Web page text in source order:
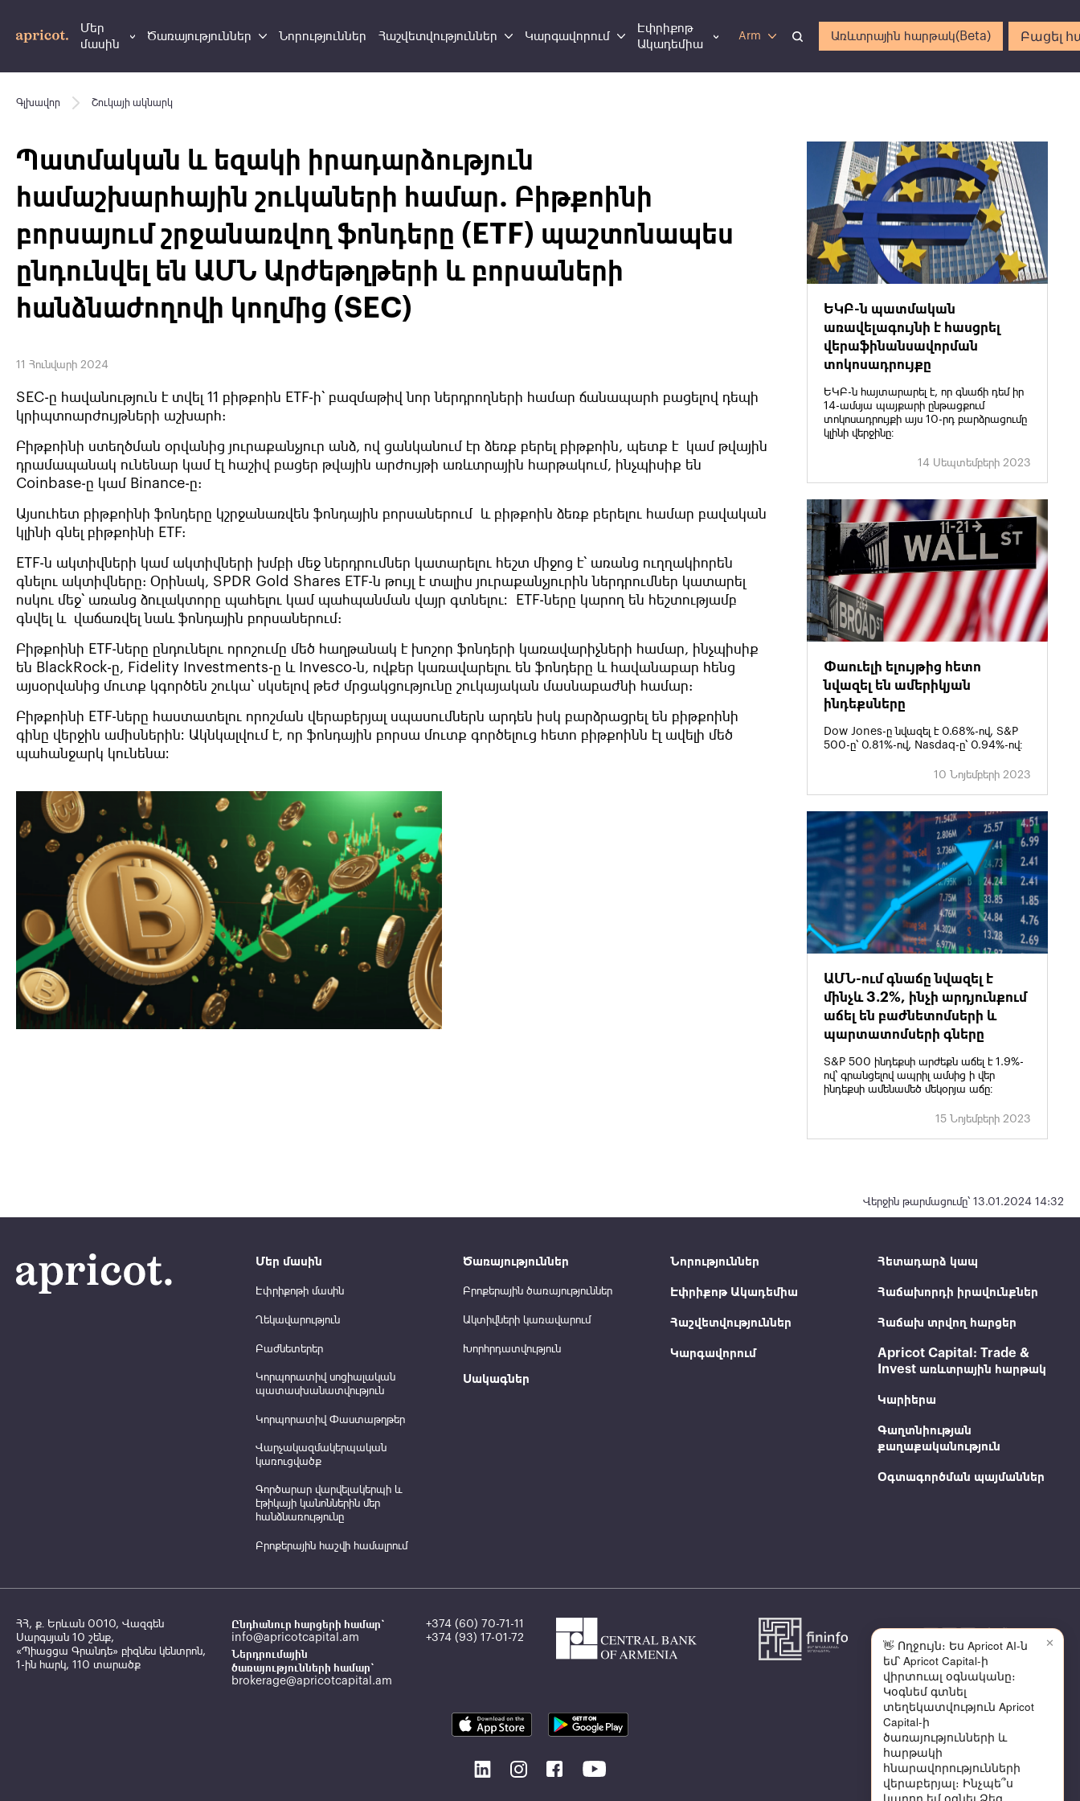
Մեր
մասին
Ծառայություններ Նորություններ Հաշվետվություններ Կարգավորում
Էփրիքոթ
Ակադեմիա
Arm Առևտրային հարթակ(Beta) Բացել
Գլխավոր Շուկայի ակնարկ
Պատմական և եզակի իրադարձություն
համաշխարհային շուկաների համար. Բիթքոինի
բորսայում շրջանառվող ֆոնդերը (ETF) պաշտոնապես
ընդունվել են ԱՄՆ Արժեթղթերի և բորսաների
հանձնաժողովի կողմից (SEC)
11 Հունվարի 2024
SEC-ը հավանություն է տվել 11 բիթքոին ETF-ի՝ բազմաթիվ նոր ներդրողների համար ճանապարհ բացելով դեպի
կրիպտոարժույթների աշխարհ:
Բիթքոինի ստեղծման օրվանից յուրաքանչյուր անձ, ով ցանկանում էր ձեռք բերել բիթքոին, պետք է կամ թվային
դրամապանակ ունենար կամ էլ հաշիվ բացեր թվային արժույթի առևտրային հարթակում, ինչպիսիք են
Coinbase-ը կամ Binance-ը:
Այսուհետ բիթքոինի ֆոնդերը կշրջանառվեն ֆոնդային բորսաներում և բիթքոին ձեռք բերելու համար բավական
կլինի գնել բիթքոինի ETF:
ETF-ն ակտիվների կամ ակտիվների խմբի մեջ ներդրումներ կատարելու հեշտ միջոց է՝ առանց ուղղակիորեն
գնելու ակտիվները: Օրինակ, SPDR Gold Shares ETF-ն թույլ է տալիս յուրաքանչյուրին ներդրումներ կատարել
ոսկու մեջ՝ առանց ձուլակտորը պահելու կամ պահպանման վայր գտնելու։ ETF-ները կարող են հեշտությամբ
գնվել և վաճառվել նաև ֆոնդային բորսաներում:
Բիթքոինի ETF-ները ընդունելու որոշումը մեծ հաղթանակ է խոշոր ֆոնդերի կառավարիչների համար, ինչպիսիք
են BlackRock-ը, Fidelity Investments-ը և Invesco-ն, ովքեր կառավարելու են ֆոնդերը և հավանաբար հենց
այսօրվանից մուտք կգործեն շուկա՝ սկսելով թեժ մրցակցությունը շուկայական մասնաբաժնի համար:
Բիթքոինի ETF-ները հաստատելու որոշման վերաբերյալ սպասումներն արդեն իսկ բարձրացրել են բիթքոինի
գինը վերջին ամիսներին։ Ակնկալվում է, որ ֆոնդային բորսա մուտք գործելուց հետո բիթքոինն էլ ավելի մեծ
պահանջարկ կունենա։
ԵԿԲ-ն պատմական
առավելագույնի է հասցրել
վերաֆինանսավորման
տոկոսադրույքը
ԵԿԲ-ն հայտարարել է, որ գնաճի դեմ իր
14-ամսյա պայքարի ընթացքում
տոկոսադրույքի այս 10-րդ բարձրացումը
կլինի վերջինը։
14 Սեպտեմբերի 2023
Փաուելի ելույթից հետո
նվազել են ամերիկյան
ինդեքսները
Dow Jones-ը նվազել է 0.68%-ով, S&P
500-ը՝ 0.81%-ով, Nasdaq-ը՝ 0.94%-ով։
10 Նոյեմբերի 2023
ԱՄՆ-ում գնաճը նվազել է
մինչև 3.2%, ինչի արդյունքում
աճել են բաժնետոմսերի և
պարտատոմսերի գները
S&P 500 ինդեքսի արժեքն աճել է 1.9%-
ով՝ գրանցելով ապրիլ ամսից ի վեր
ինդեքսի ամենամեծ մեկօրյա աճը։
15 Նոյեմբերի 2023
Վերջին թարմացումը՝ 13.01.2024 14:32
Մեր մասին
Էփրիքոթի մասին
Ղեկավարություն
Բաժնետերեր
Կորպորատիվ սոցիալական
պատասխանատվություն
Կորպորատիվ Փաստաթղթեր
Վարչակազմակերպական
կառուցվածք
Գործարար վարվելակերպի և
էթիկայի կանոններին մեր
հանձնառությունը
Բրոքերային հաշվի համալրում
Ծառայություններ
Բրոքերային ծառայություններ
Ակտիվների կառավարում
Խորհրդատվություն
Սակագներ
Նորություններ
Էփրիքոթ Ակադեմիա
Հաշվետվություններ
Կարգավորում
Հետադարձ կապ
Հաճախորդի իրավունքներ
Հաճախ տրվող հարցեր
Apricot Capital: Trade &
Invest առևտրային հարթակ
Կարիերա
Գաղտնիության
քաղաքականություն
Օգտագործման պայմաններ
ՀՀ, ք․ Երևան 0010, Վազգեն
Սարգսյան 10 շենք,
«Պիացցա Գրանդե» բիզնես կենտրոն,
1-ին հարկ, 110 տարածք
Ընդհանուր հարցերի համար`
info@apricotcapital.am
Ներդրումային
ծառայությունների համար`
brokerage@apricotcapital.am
+374 (60) 70-71-11
+374 (93) 17-01-72
✕
👋 Ողջույն։ Ես Apricot AI-ն
եմ՝ Apricot Capital-ի
վիրտուալ օգնականը։
Կօգնեմ գտնել
տեղեկատվություն Apricot
Capital-ի
ծառայությունների և
հարթակի
հնարավորությունների
վերաբերյալ։ Ինչպե՞ս